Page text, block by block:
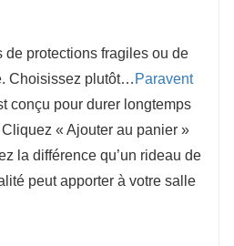
de protections fragiles ou de
Choisissez plutôt… Paravent
conçu pour durer longtemps
« Ajouter au panier »
la différence qu’un rideau de
peut apporter à votre salle